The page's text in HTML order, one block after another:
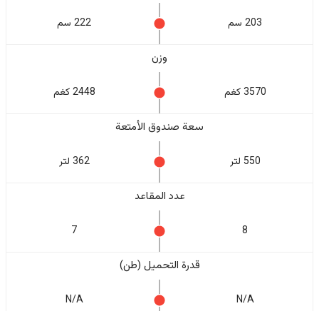
203 سم 222 سم
وزن
3570 كغم 2448 كغم
سعة صندوق الأمتعة
550 لتر 362 لتر
عدد المقاعد
8
7
قدرة التحميل (طن)
N/A
N/A